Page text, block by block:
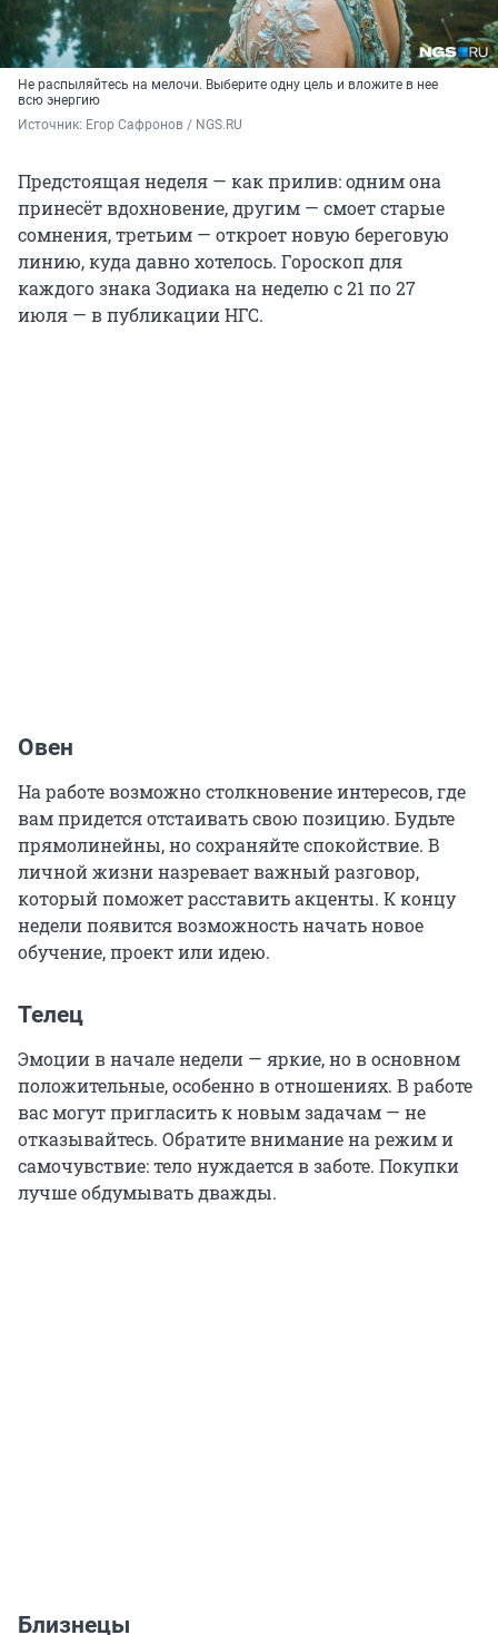
Не распыляйтесь на мелочи. Выберите одну цель и вложите в нее
всю энергию
Источник: Егор Сафронов / NGS.RU
Предстоящая неделя — как прилив: одним она
принесёт вдохновение, другим — смоет старые
сомнения, третьим — откроет новую береговую
линию, куда давно хотелось. Гороскоп для
каждого знака Зодиака на неделю с 21 по 27
июля — в публикации НГС.
Овен
На работе возможно столкновение интересов, где
вам придется отстаивать свою позицию. Будьте
прямолинейны, но сохраняйте спокойствие. В
личной жизни назревает важный разговор,
который поможет расставить акценты. К концу
недели появится возможность начать новое
обучение, проект или идею.
Телец
Эмоции в начале недели — яркие, но в основном
положительные, особенно в отношениях. В работе
вас могут пригласить к новым задачам — не
отказывайтесь. Обратите внимание на режим и
самочувствие: тело нуждается в заботе. Покупки
лучше обдумывать дважды.
Близнецы